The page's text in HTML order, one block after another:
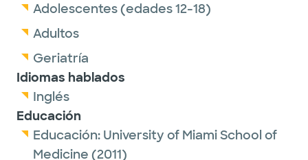
Adolescentes (edades 12-18)
Adultos
Geriatría
Idiomas hablados
Inglés
Educación
Educación: University of Miami School of
Medicine (2011)